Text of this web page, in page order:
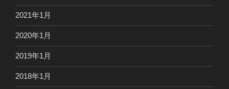
2021年1月
2020年1月
2019年1月
2018年1月